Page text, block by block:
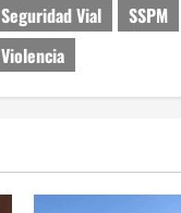
Seguridad Vial
SSPM
Violencia